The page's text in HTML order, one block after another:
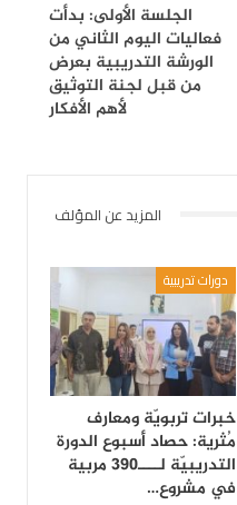
الجلسة الأولى: بدأت
فعاليات اليوم الثاني من
الورشة التدريبية بعرض
من قبل لجنة التوثيق
لأهم الأفكار
المزيد عن المؤلف
دورات تدريبية
خبرات تربويّة ومعارف
مُثرية: حصاد أسبوع الدورة
التدريبيّة لــــ390 مربية
في مشروع…